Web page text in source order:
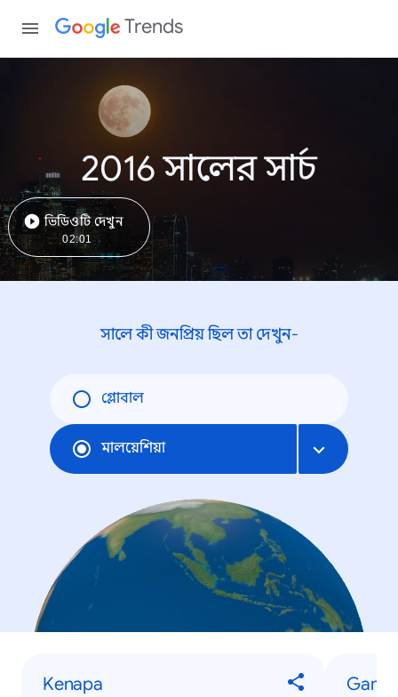
Trends
2016 সালের সার্চ
ভিডিওটি দেখুন
02:01
সালে কী জনপ্রিয় ছিল তা দেখুন-
গ্লোবাল
মালয়েশিয়া
Kenapa